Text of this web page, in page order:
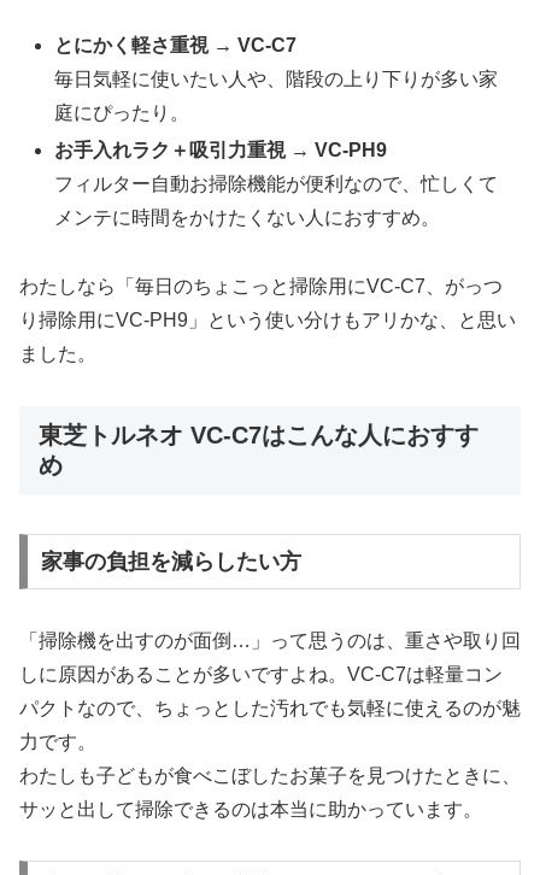
とにかく軽さ重視 → VC-C7
毎日気軽に使いたい人や、階段の上り下りが多い家
庭にぴったり。
お手入れラク＋吸引力重視 → VC-PH9
フィルター自動お掃除機能が便利なので、忙しくて
メンテに時間をかけたくない人におすすめ。
わたしなら「毎日のちょこっと掃除用にVC-C7、がっつ
り掃除用にVC-PH9」という使い分けもアリかな、と思い
ました。
東芝トルネオ VC-C7はこんな人におすす
め
家事の負担を減らしたい方
「掃除機を出すのが面倒…」って思うのは、重さや取り回
しに原因があることが多いですよね。VC-C7は軽量コン
パクトなので、ちょっとした汚れでも気軽に使えるのが魅
力です。
わたしも子どもが食べこぼしたお菓子を見つけたときに、
サッと出して掃除できるのは本当に助かっています。